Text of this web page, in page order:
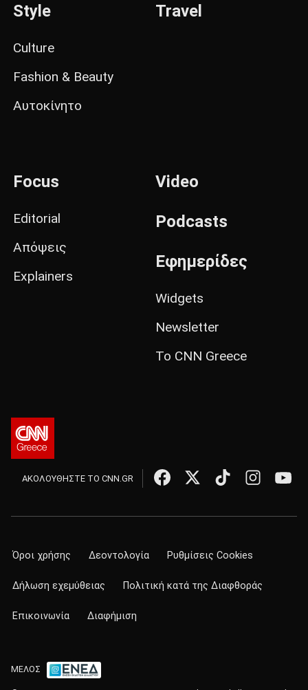
Style
Culture
Fashion & Beauty
Αυτοκίνητο
Travel
Focus
Editorial
Απόψεις
Explainers
Video
Podcasts
Εφημερίδες
Widgets
Newsletter
Το CNN Greece
ΑΚΟΛΟΥΘΗΣΤΕ ΤΟ CNN.GR
Όροι χρήσης Δεοντολογία Ρυθμίσεις Cookies
Δήλωση εχεμύθειας Πολιτική κατά της Διαφθοράς
Επικοινωνία Διαφήμιση
ΜΕΛΟΣ